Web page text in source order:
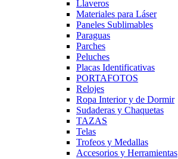
Llaveros
Materiales para Láser
Paneles Sublimables
Paraguas
Parches
Peluches
Placas Identificativas
PORTAFOTOS
Relojes
Ropa Interior y de Dormir
Sudaderas y Chaquetas
TAZAS
Telas
Trofeos y Medallas
Accesorios y Herramientas